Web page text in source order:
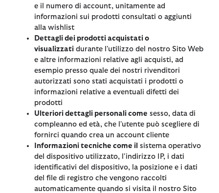
e il numero di account, unitamente ad
informazioni sui prodotti consultati o aggiunti
alla wishlist
Dettagli dei prodotti acquistati o
visualizzati durante l'utilizzo del nostro Sito Web
e altre informazioni relative agli acquisti, ad
esempio presso quale dei nostri rivenditori
autorizzati sono stati acquistati i prodotti o
informazioni relative a eventuali difetti dei
prodotti
Ulteriori dettagli personali come sesso, data di
compleanno ed età, che l'utente può scegliere di
fornirci quando crea un account cliente
Informazioni tecniche come il sistema operativo
del dispositivo utilizzato, l'indirizzo IP, i dati
identificativi del dispositivo, la posizione e i dati
del file di registro che vengono raccolti
automaticamente quando si visita il nostro Sito